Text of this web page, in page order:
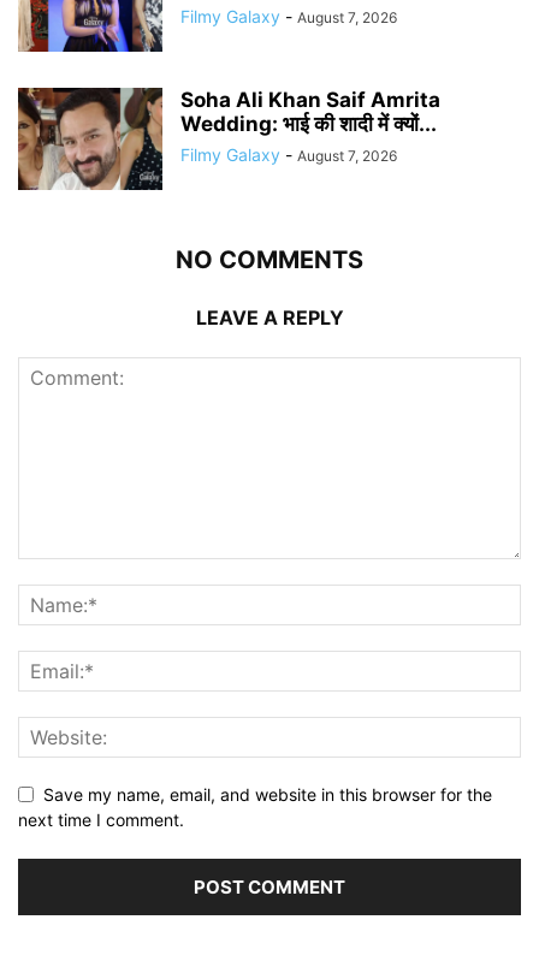
Filmy Galaxy - August 7, 2026
Soha Ali Khan Saif Amrita
Wedding: भाई की शादी में क्यों...
Filmy Galaxy - August 7, 2026
NO COMMENTS
LEAVE A REPLY
Save my name, email, and website in this browser for the
next time I comment.